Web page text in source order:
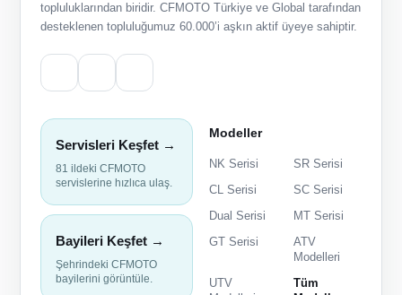
topluluklarından biridir. CFMOTO Türkiye ve Global tarafından
desteklenen topluluğumuz 60.000’i aşkın aktif üyeye sahiptir.
Servisleri Keşfet →
81 ildeki CFMOTO
servislerine hızlıca ulaş.
Bayileri Keşfet →
Şehrindeki CFMOTO
bayilerini görüntüle.
Modeller
NK Serisi
SR Serisi
CL Serisi
SC Serisi
Dual Serisi
MT Serisi
GT Serisi
ATV
Modelleri
UTV
Tüm